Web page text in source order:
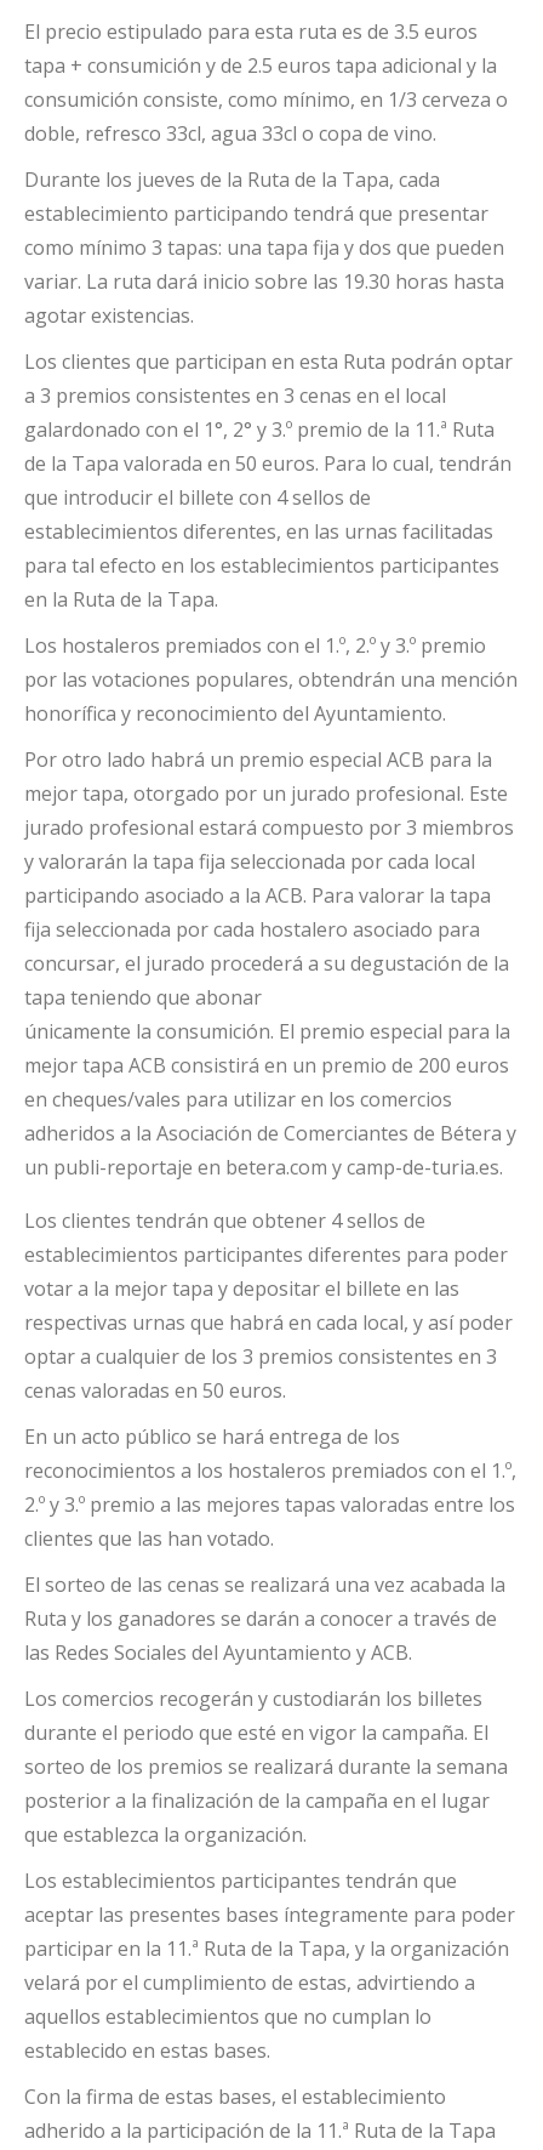
El precio estipulado para esta ruta es de 3.5 euros
tapa + consumición y de 2.5 euros tapa adicional y la
consumición consiste, como mínimo, en 1/3 cerveza o
doble, refresco 33cl, agua 33cl o copa de vino.
Durante los jueves de la Ruta de la Tapa, cada
establecimiento participando tendrá que presentar
como mínimo 3 tapas: una tapa fija y dos que pueden
variar. La ruta dará inicio sobre las 19.30 horas hasta
agotar existencias.
Los clientes que participan en esta Ruta podrán optar
a 3 premios consistentes en 3 cenas en el local
galardonado con el 1°, 2° y 3.º premio de la 11.ª Ruta
de la Tapa valorada en 50 euros. Para lo cual, tendrán
que introducir el billete con 4 sellos de
establecimientos diferentes, en las urnas facilitadas
para tal efecto en los establecimientos participantes
en la Ruta de la Tapa.
Los hostaleros premiados con el 1.º, 2.º y 3.º premio
por las votaciones populares, obtendrán una mención
honorífica y reconocimiento del Ayuntamiento.
Por otro lado habrá un premio especial ACB para la
mejor tapa, otorgado por un jurado profesional. Este
jurado profesional estará compuesto por 3 miembros
y valorarán la tapa fija seleccionada por cada local
participando asociado a la ACB. Para valorar la tapa
fija seleccionada por cada hostalero asociado para
concursar, el jurado procederá a su degustación de la
tapa teniendo que abonar
únicamente la consumición. El premio especial para la
mejor tapa ACB consistirá en un premio de 200 euros
en cheques/vales para utilizar en los comercios
adheridos a la Asociación de Comerciantes de Bétera y
un publi-reportaje en betera.com y camp-de-turia.es.
Los clientes tendrán que obtener 4 sellos de
establecimientos participantes diferentes para poder
votar a la mejor tapa y depositar el billete en las
respectivas urnas que habrá en cada local, y así poder
optar a cualquier de los 3 premios consistentes en 3
cenas valoradas en 50 euros.
En un acto público se hará entrega de los
reconocimientos a los hostaleros premiados con el 1.º,
2.º y 3.º premio a las mejores tapas valoradas entre los
clientes que las han votado.
El sorteo de las cenas se realizará una vez acabada la
Ruta y los ganadores se darán a conocer a través de
las Redes Sociales del Ayuntamiento y ACB.
Los comercios recogerán y custodiarán los billetes
durante el periodo que esté en vigor la campaña. El
sorteo de los premios se realizará durante la semana
posterior a la finalización de la campaña en el lugar
que establezca la organización.
Los establecimientos participantes tendrán que
aceptar las presentes bases íntegramente para poder
participar en la 11.ª Ruta de la Tapa, y la organización
velará por el cumplimiento de estas, advirtiendo a
aquellos establecimientos que no cumplan lo
establecido en estas bases.
Con la firma de estas bases, el establecimiento
adherido a la participación de la 11.ª Ruta de la Tapa